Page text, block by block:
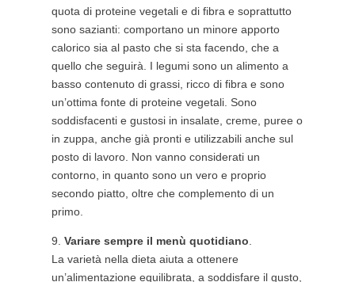
quota di proteine vegetali e di fibra e soprattutto
sono sazianti: comportano un minore apporto
calorico sia al pasto che si sta facendo, che a
quello che seguirà. I legumi sono un alimento a
basso contenuto di grassi, ricco di fibra e sono
un’ottima fonte di proteine vegetali. Sono
soddisfacenti e gustosi in insalate, creme, puree o
in zuppa, anche già pronti e utilizzabili anche sul
posto di lavoro. Non vanno considerati un
contorno, in quanto sono un vero e proprio
secondo piatto, oltre che complemento di un
primo.
Variare sempre il menù quotidiano
La varietà nella dieta aiuta a ottenere
un’alimentazione equilibrata, a soddisfare il gusto,